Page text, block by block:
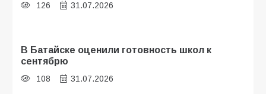
126 31.07.2026
В Батайске оценили готовность школ к
сентябрю
108 31.07.2026